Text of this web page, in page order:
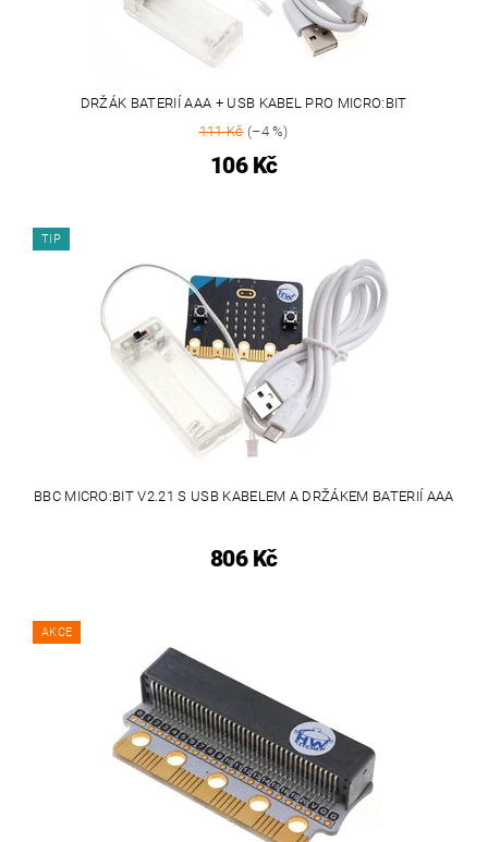
DRŽÁK BATERIÍ AAA + USB KABEL PRO MICRO:BIT
111 Kč(–4 %)
106 Kč
TIP
BBC MICRO:BIT V2.21 S USB KABELEM A DRŽÁKEM BATERIÍ AAA
806 Kč
AKCE